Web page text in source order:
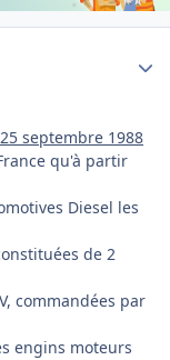
septembre 1988
qu'à partir
Diesel les
de 2
commandées par
engins moteurs